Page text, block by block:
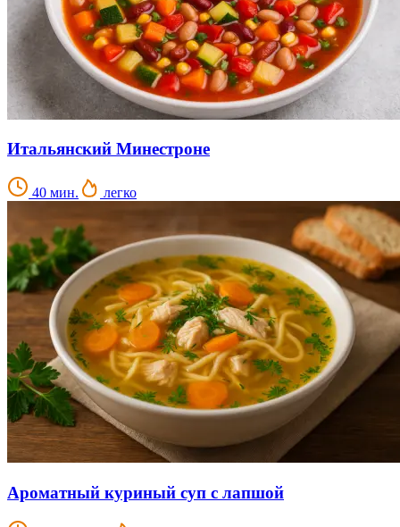
Итальянский Минестроне
40 мин. легко
Ароматный куриный суп с лапшой